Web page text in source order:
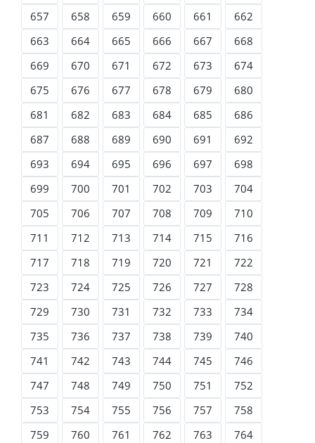
657
658 659 660 661
662
663
664 665 666 667
668
669
670 671 672 673
674
675
676 677 678 679
680
681
682 683 684 685
686
687
688 689 690 691
692
693
694 695 696 697
698
699
700 701 702 703
704
705
706 707 708 709
710
711
712 713 714 715
716
717
718 719 720 721
722
723
724 725 726 727
728
729
730 731 732 733
734
735
736 737 738 739
740
741
742 743 744 745
746
747
748 749 750 751
752
753
754 755 756 757
758
759
760 761 762 763
764